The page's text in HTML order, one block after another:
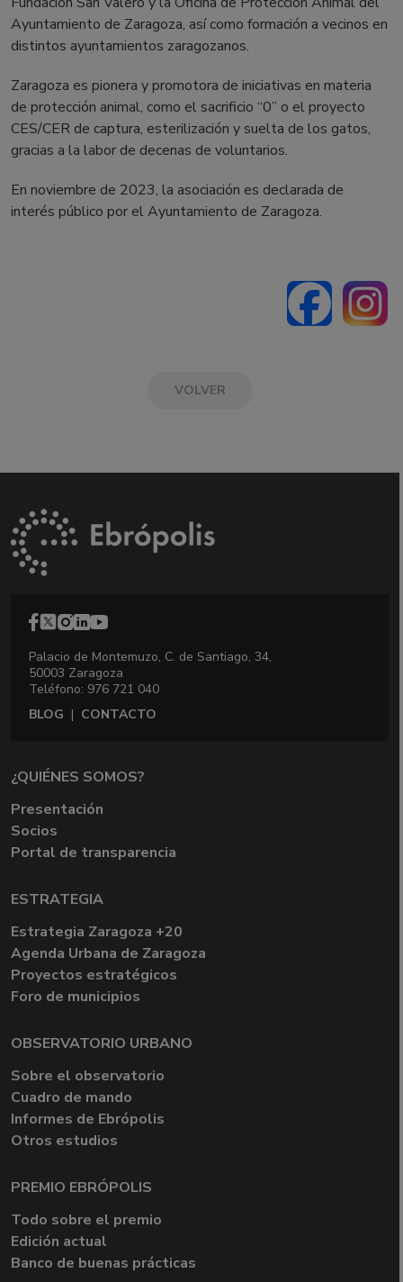
Ayuntamiento de Zaragoza, así como formación a vecinos en
distintos ayuntamientos zaragozanos.
Zaragoza es pionera y promotora de iniciativas en materia
de protección animal, como el sacrificio “0” o el proyecto
CES/CER de captura, esterilización y suelta de los gatos,
gracias a la labor de decenas de voluntarios.
En noviembre de 2023, la asociación es declarada de
interés público por el Ayuntamiento de Zaragoza.
VOLVER
Palacio de Montemuzo, C. de Santiago, 34,
50003 Zaragoza
Teléfono: 976 721 040
BLOG | CONTACTO
¿QUIÉNES SOMOS?
Presentación
Socios
Portal de transparencia
ESTRATEGIA
Estrategia Zaragoza +20
Agenda Urbana de Zaragoza
Proyectos estratégicos
Foro de municipios
OBSERVATORIO URBANO
Sobre el observatorio
Cuadro de mando
Informes de Ebrópolis
Otros estudios
PREMIO EBRÓPOLIS
Todo sobre el premio
Edición actual
Banco de buenas prácticas